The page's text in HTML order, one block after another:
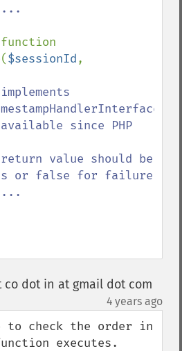
($sessionId
or false for failure
co dot in at gmail dot com
4 years ago
to check the order in
executes.